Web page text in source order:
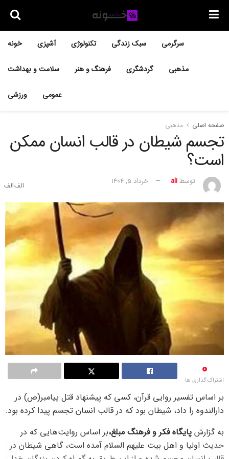
خونه آشپزی تکنولوژی سبک زندگی سرگرمی
سلامت و بهداشت فرهنگ و هنر گردشگری مذهبی
ورزشی عمومی
صفحه اصلی مذهبی
تجسم شیطان در قالب انسان ممکن
است؟
توسطali خرداد ۵, ۱۴۰۴
0
اشتراک گذاری ها
بر اساس تفسیر روایی قرآن، کسی که پیشنهاد قتل پیامبر(ص) در
دارالندوه را داد، شیطان بود که در قالب انسان تجسم پیدا کرده بود.
به گزارش پایگاه فکر و فرهنگ مبلغ،بر اساس روایت‌هایی که در
حدیث اولیا و اهل بیت علیهم السلام آمده است، گاهی شیطان در